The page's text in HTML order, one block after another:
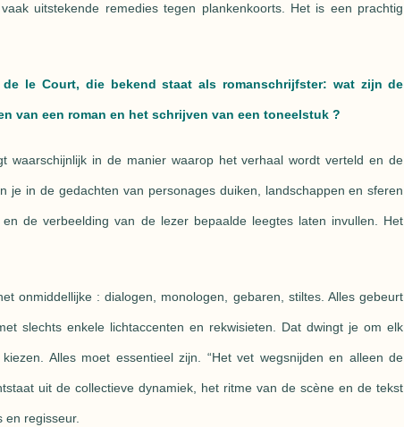
uitstekende remedies tegen plankenkoorts. Het is een prachtig
le Court, die bekend staat als romanschrijfster: wat zijn de
van een roman en het schrijven van een toneelstuk ?
waarschijnlijk in de manier waarop het verhaal wordt verteld en de
je in de gedachten van personages duiken, landschappen en sferen
de verbeelding van de lezer bepaalde leegtes laten invullen. Het
onmiddellijke : dialogen, monologen, gebaren, stiltes. Alles gebeurt
slechts enkele lichtaccenten en rekwisieten. Dat dwingt je om elk
Alles moet essentieel zijn. “Het vet wegsnijden en alleen de
uit de collectieve dynamiek, het ritme van de scène en de tekst
regisseur.